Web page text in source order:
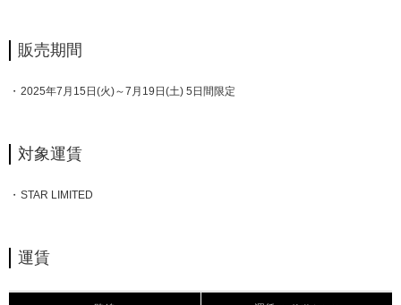
販売期間
2025年7月15日(火)～7月19日(土) 5日間限定
対象運賃
STAR LIMITED
運賃